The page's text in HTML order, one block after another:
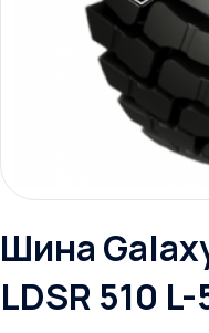
Шина
LDSR 510